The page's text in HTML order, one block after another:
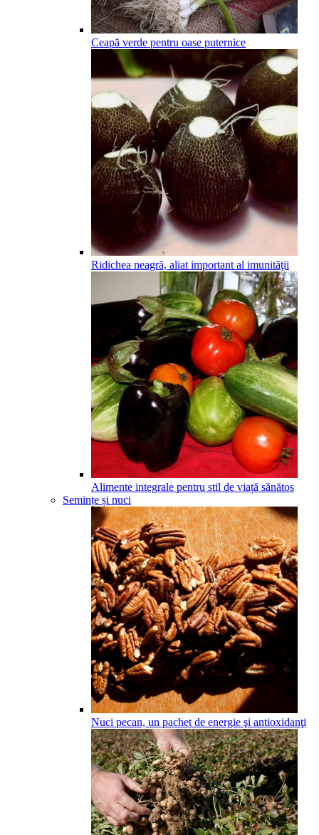
Ceapă verde pentru oase puternice
Ridichea neagră, aliat important al imunităţii
Alimente integrale pentru stil de viață sănătos
Semințe și nuci
Nuci pecan, un pachet de energie şi antioxidanţi